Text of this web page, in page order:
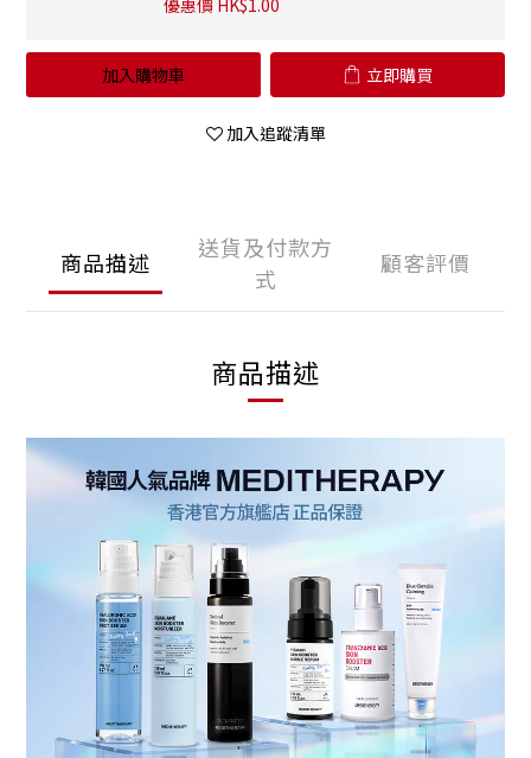
加入購物車 立即購買
加入追蹤清單
商品描述
送貨及付款方
式
顧客評價
商品描述